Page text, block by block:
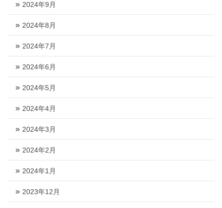
2024年9月
2024年8月
2024年7月
2024年6月
2024年5月
2024年4月
2024年3月
2024年2月
2024年1月
2023年12月